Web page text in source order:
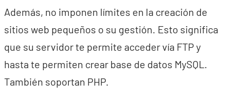
Además, no imponen límites en la creación de
sitios web pequeños o su gestión. Esto significa
que su servidor te permite acceder vía FTP y
hasta te permiten crear base de datos MySQL.
También soportan PHP.